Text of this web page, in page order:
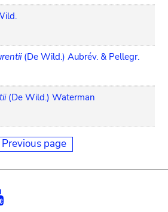
(De Wild.) Aubrév. & Pellegr.
(De Wild.) Waterman
Previous page